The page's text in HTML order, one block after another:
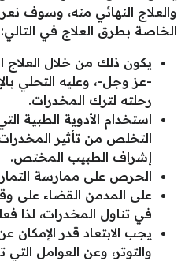
والعلاج النهائي منه، وسوف
الخاصة بطرق العلاج في التالي:
يكون ذلك من خلال العلاج
-عز وجل-، وعليه التحلي
رحلته لترك المخدرات.
استخدام الأدوية الطبية
التخلص من تأثير
إشراف الطبيب المختص.
الحرص على ممارسة
على المدمن القضاء على
في تناول المخدرات، لذا
يجب الابتعاد قدر الإمكان
والتوتر، وعن العوامل